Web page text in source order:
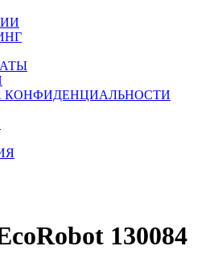
КОНФИДЕНЦИАЛЬНОСТИ
130084